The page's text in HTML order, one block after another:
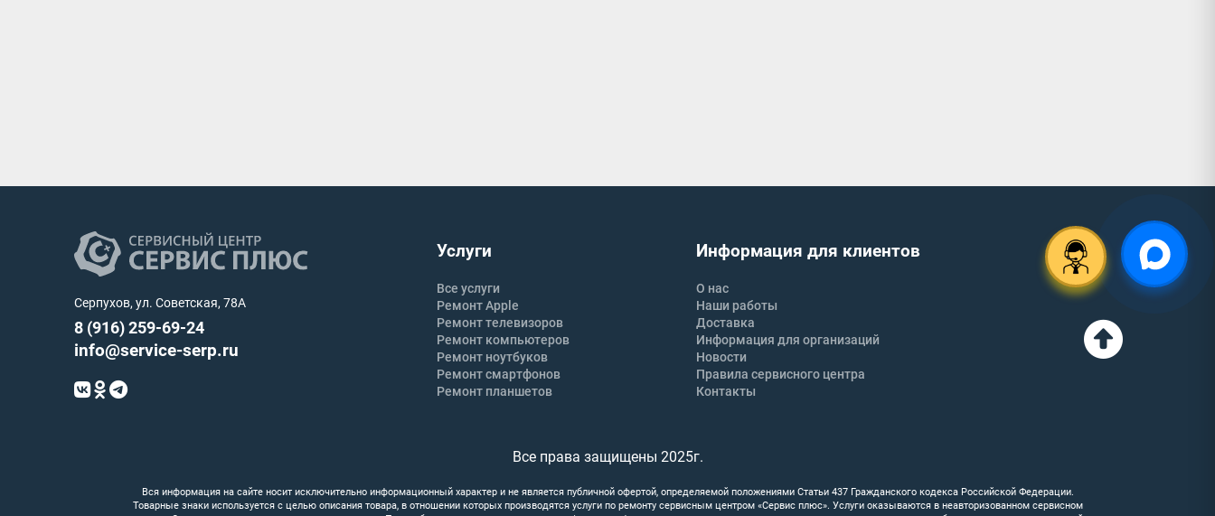
Серпухов, ул. Советская, 78А
8 (916) 259-69-24
info@service-serp.ru
Услуги
Все услуги
Ремонт Apple
Ремонт телевизоров
Ремонт компьютеров
Ремонт ноутбуков
Ремонт смартфонов
Ремонт планшетов
Информация для клиентов
О нас
Наши работы
Доставка
Информация для организаций
Новости
Правила сервисного центра
Контакты
Все права защищены 2025г.
Вся информация на сайте носит исключительно информационный характер и не является публичной офертой, определяемой положениями Статьи 437 Гражданского кодекса Российской Федерации.
Товарные знаки используется с целью описания товара, в отношении которых производятся услуги по ремонту сервисным центром «Сервис плюс». Услуги оказываются в неавторизованном сервисном